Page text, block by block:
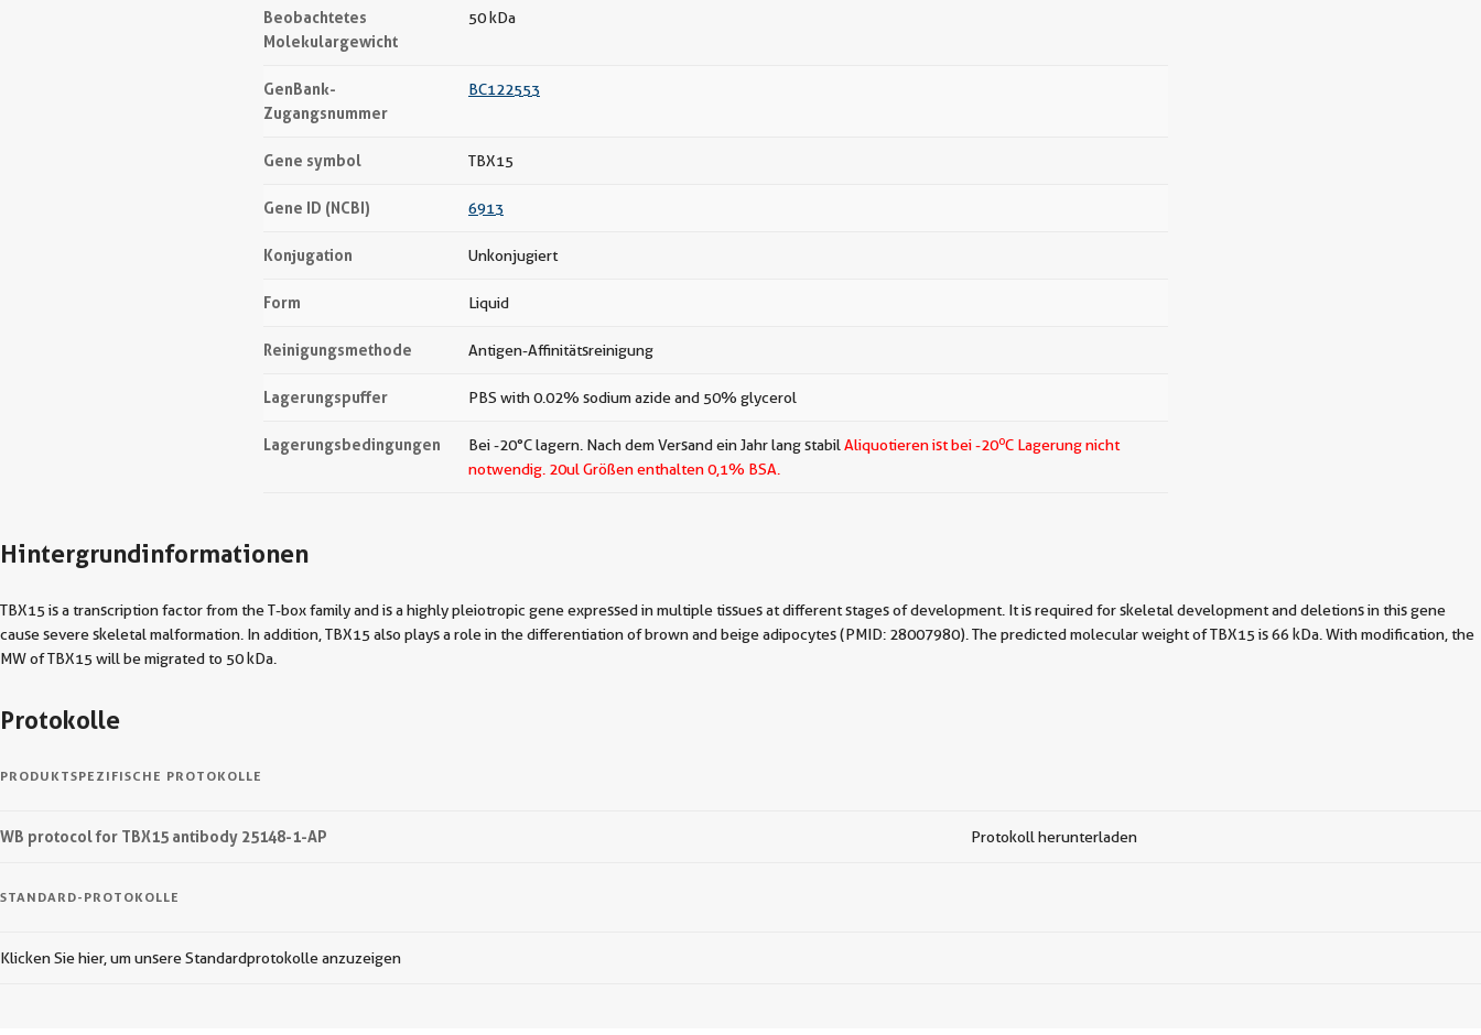
Beobachtetes
Molekulargewicht
50 kDa
GenBank-
Zugangsnummer
BC122553
Gene symbol TBX15
Gene ID (NCBI) 6913
Konjugation Unkonjugiert
Form Liquid
Reinigungsmethode Antigen-Affinitätsreinigung
Lagerungspuffer PBS with 0.02% sodium azide and 50% glycerol
Lagerungsbedingungen Bei -20°C lagern. Nach dem Versand ein Jahr lang stabil Aliquotieren ist bei -20oC Lagerung nicht
notwendig. 20ul Größen enthalten 0,1% BSA.
Hintergrundinformationen
TBX15 is a transcription factor from the T-box family and is a highly pleiotropic gene expressed in multiple tissues at different stages of development. It is required for skeletal development and deletions in this gene
cause severe skeletal malformation. In addition, TBX15 also plays a role in the differentiation of brown and beige adipocytes (PMID: 28007980). The predicted molecular weight of TBX15 is 66 kDa. With modification, the
MW of TBX15 will be migrated to 50 kDa.
Protokolle
PRODUKTSPEZIFISCHE PROTOKOLLE
WB protocol for TBX15 antibody 25148-1-AP Protokoll herunterladen
STANDARD-PROTOKOLLE
Klicken Sie hier, um unsere Standardprotokolle anzuzeigen